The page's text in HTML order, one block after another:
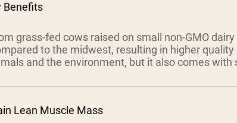
Benefits
grass-fed cows raised on small non-GMO
to the midwest, resulting in higher
and the environment, but it also comes
Lean Muscle Mass